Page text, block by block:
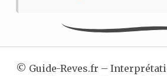
© Guide-Reves.fr –